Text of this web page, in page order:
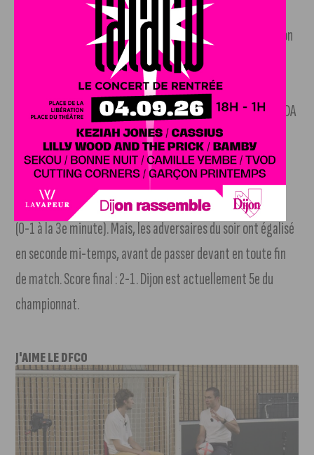
JDA Basket.Lors de la 24 journée de Betclic Elite, Dijon
a failli créé la sensation à domicile face à l’ASVEL, l’un des
meilleurs clubs français et européens de basket. Ayant
jusqu’à 9 points d’avance dans le dernier quart-temps, la JDA
Basket s’est finalement inclinée. Score final : 71-73.
DFCO.Lors de la 23 journée de National, Dijon a
rapidement mené au score face à l’extérieur face à Cholet
(0-1 à la 3e minute). Mais, les adversaires du soir ont égalisé
en seconde mi-temps, avant de passer devant en toute fin
de match. Score final : 2-1. Dijon est actuellement 5e du
championnat.
J'AIME LE DFCO